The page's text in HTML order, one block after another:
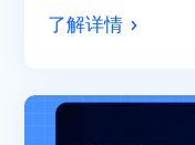
了解详情